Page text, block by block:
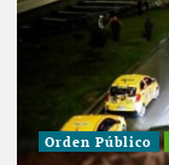
Orden Público